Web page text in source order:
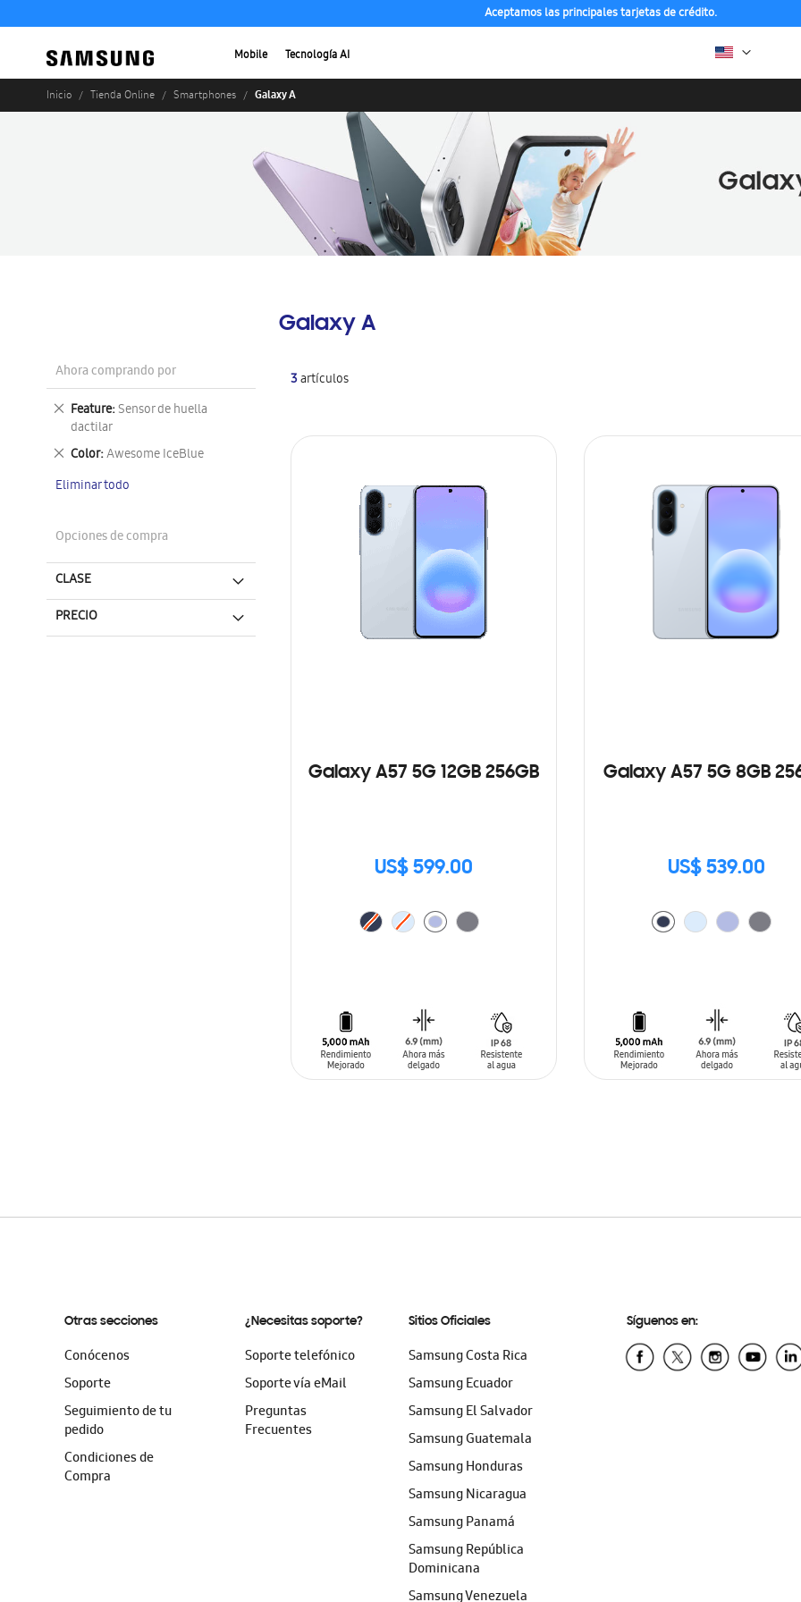
Aceptamos las principales tarjetas de crédito.
Mobile Tecnología AI
Inicio Tienda Online Smartphones Galaxy A
Galaxy A
3artículos
Galaxy A57 5G 12GB 256GB
US$ 599.00
Galaxy A57 5G 8GB
US$ 539.00
Ahora comprando por
Feature Sensor de huella
dactilar
Eliminar
este
artículo
Color Awesome IceBlue
Eliminar
artículo
Eliminar todo
Opciones de compra
CLASE
PRECIO
Otras secciones
Conócenos
Soporte
Seguimiento de tu
pedido
Condiciones de
Compra
¿Necesitas soporte?
Soporte telefónico
Soporte vía eMail
Preguntas
Frecuentes
Sitios Oficiales
Samsung Costa Rica
Samsung Ecuador
Samsung El Salvador
Samsung Guatemala
Samsung Honduras
Samsung Nicaragua
Samsung Panamá
Samsung República
Dominicana
Samsung Venezuela
Síguenos en: